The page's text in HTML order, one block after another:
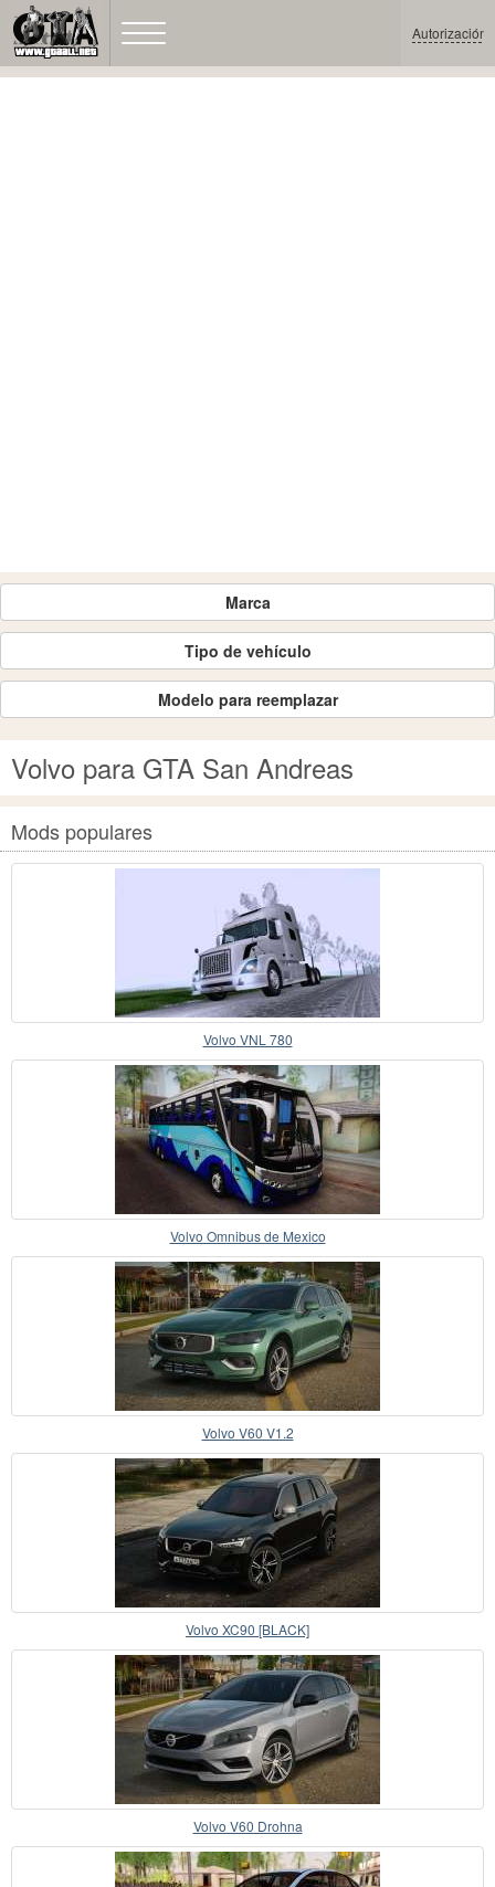
Autorización
Marca
Tipo de vehículo
Modelo para reemplazar
Volvo para GTA San Andreas
Mods populares
Volvo VNL 780
Volvo Omnibus de Mexico
Volvo V60 V1.2
Volvo XC90 [BLACK]
Volvo V60 Drohna